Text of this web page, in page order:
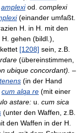
amplexiod. complexi
(einander umfaßt.
H. in H. mit den
H. gehen (bildl.),
[1208] sein, z.B.
(übereinstimmen,
ubique concordant). –
tenens (in der Hand
cum alqa re (mit einer
astare: u. cum sica
(unter den Waffen, z.B.
den Waffen in der H.